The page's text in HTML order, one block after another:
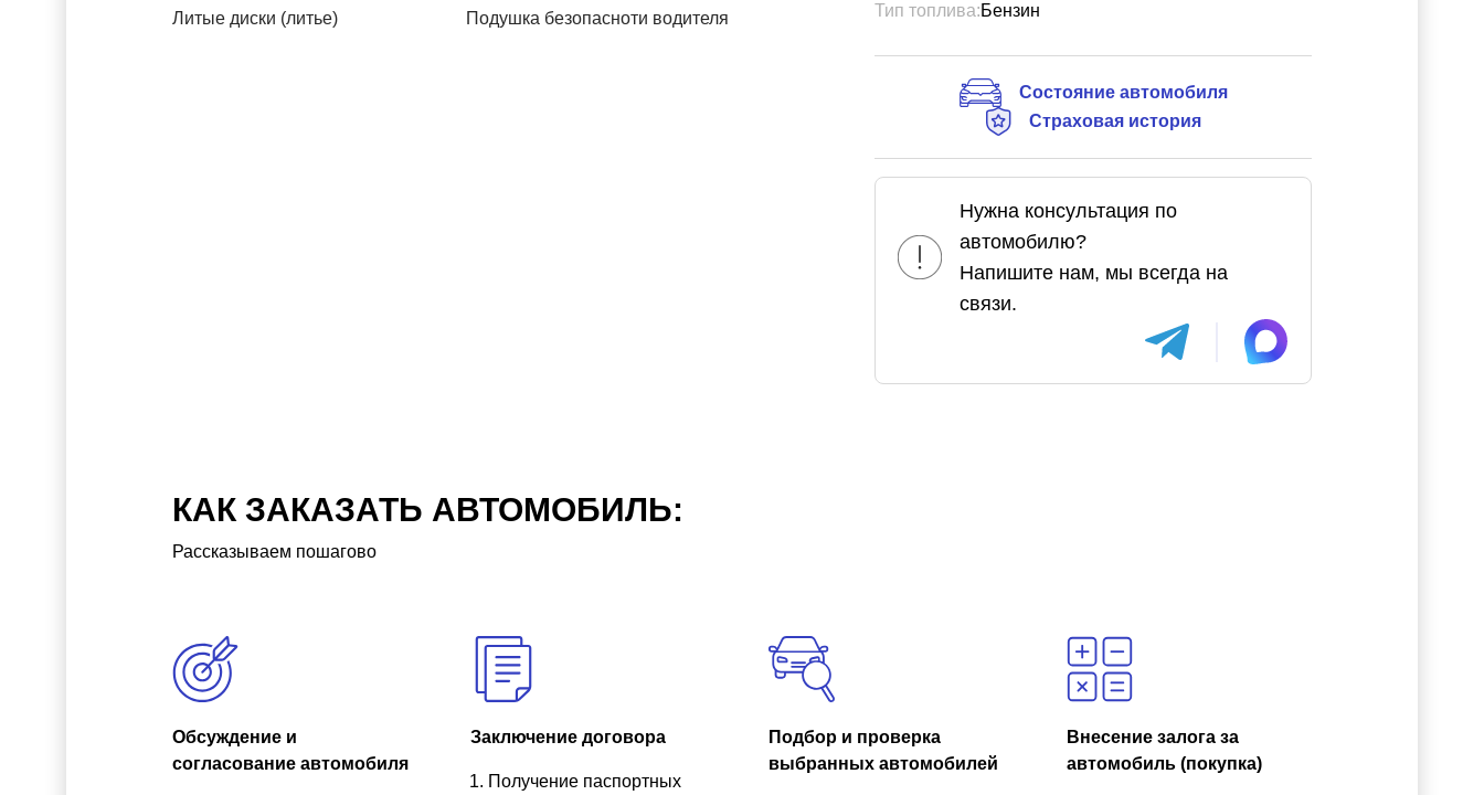
Литые диски (литье)
Подушка безопасноти водителя
Тип топлива:Бензин
Состояние автомобиля
Страховая история
Нужна консультация по
автомобилю?
Напишите нам, мы всегда на
связи.
КАК ЗАКАЗАТЬ АВТОМОБИЛЬ:
Рассказываем пошагово
Обсуждение и
согласование автомобиля
Заключение договора
Получение паспортных
Подбор и проверка
выбранных автомобилей
Внесение залога за
автомобиль (покупка)